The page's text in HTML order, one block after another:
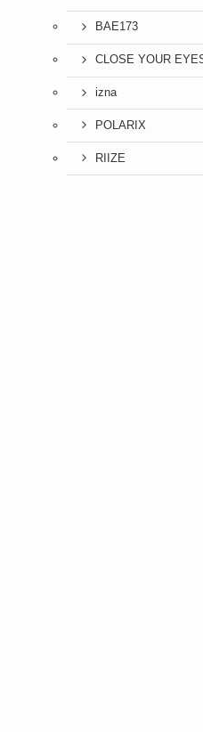
BAE173
CLOSE YOUR
izna
POLARIX
RIIZE